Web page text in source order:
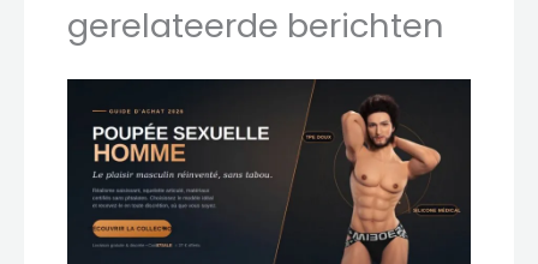
gerelateerde berichten